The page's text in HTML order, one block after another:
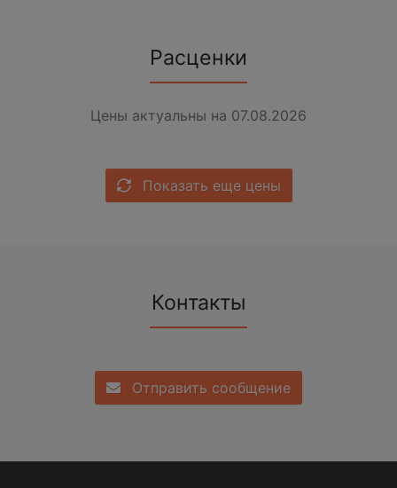
Расценки
Цены актуальны на 07.08.2026
Показать еще цены
Контакты
Отправить сообщение